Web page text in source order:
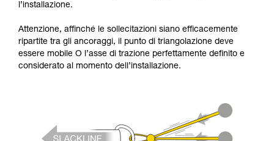
l’installazione.
Attenzione, affinché le sollecitazioni siano efficacemente
ripartite tra gli ancoraggi, il punto di triangolazione deve
essere mobile O l’asse di trazione perfettamente definito e
considerato al momento dell’installazione.